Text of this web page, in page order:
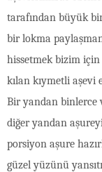
tarafından büyük
bir lokma
hissetmek bizim
kılan kıymetli
Bir yandan binlerce
diğer yandan
porsiyon aşure
güzel yüzünü